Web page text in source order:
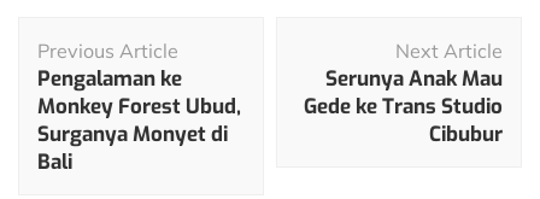
Navigation
Previous Article
Pengalaman ke
Monkey Forest Ubud,
Surganya Monyet di
Bali
Next Article
Serunya Anak Mau
Gede ke Trans Studio
Cibubur